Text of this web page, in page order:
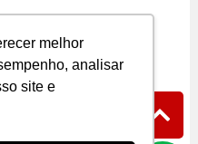
melhor
analisar
site e
“coisa de
e médios